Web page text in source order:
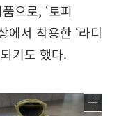
으로, ‘토피
에서 착용한 ‘라디
기도 했다.